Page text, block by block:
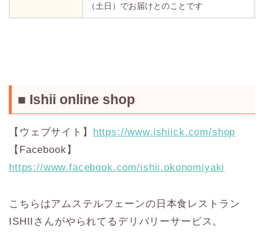
（土日）でお届けとのことです
■ Ishii online shop
【ウェブサイト】 https://www.ishiick.com/shop
【Facebook】
https://www.facebook.com/ishii.okonomiyaki
こちらはアムステルフェーンの日本食レストラン
ISHIIさんがやられてるデリバリーサービス。